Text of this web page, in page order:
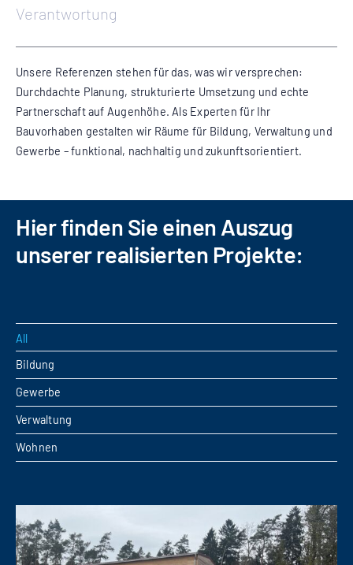
Verantwortung
Unsere Referenzen stehen für das, was wir versprechen:
Durchdachte Planung, strukturierte Umsetzung und echte
Partnerschaft auf Augenhöhe. Als Experten für Ihr
Bauvorhaben gestalten wir Räume für Bildung, Verwaltung und
Gewerbe – funktional, nachhaltig und zukunftsorientiert.
Hier finden Sie einen Auszug
unserer realisierten Projekte:
All
Bildung
Gewerbe
Verwaltung
Wohnen